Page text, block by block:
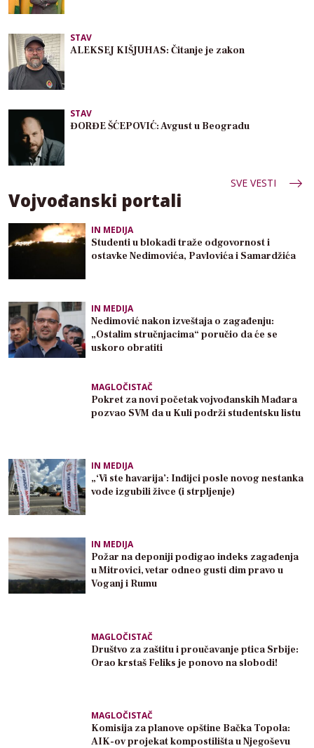
STAV
ALEKSEJ KIŠJUHAS: Čitanje je zakon
STAV
ĐORĐE ŠĆEPOVIĆ: Avgust u Beogradu
SVE VESTI
Vojvođanski portali
IN MEDIJA
Studenti u blokadi traže odgovornost i
ostavke Nedimovića, Pavlovića i Samardžića
IN MEDIJA
Nedimović nakon izveštaja o zagađenju:
„Ostalim stručnjacima“ poručio da će se
uskoro obratiti
MAGLOČISTAČ
Pokret za novi početak vojvođanskih Mađara
pozvao SVM da u Kuli podrži studentsku listu
IN MEDIJA
„‘Vi ste havarija’: Inđijci posle novog nestanka
vode izgubili živce (i strpljenje)
IN MEDIJA
Požar na deponiji podigao indeks zagađenja
u Mitrovici, vetar odneo gusti dim pravo u
Voganj i Rumu
MAGLOČISTAČ
Društvo za zaštitu i proučavanje ptica Srbije:
Orao krstaš Feliks je ponovo na slobodi!
MAGLOČISTAČ
Komisija za planove opštine Bačka Topola:
AIK-ov projekat kompostilišta u Njegoševu